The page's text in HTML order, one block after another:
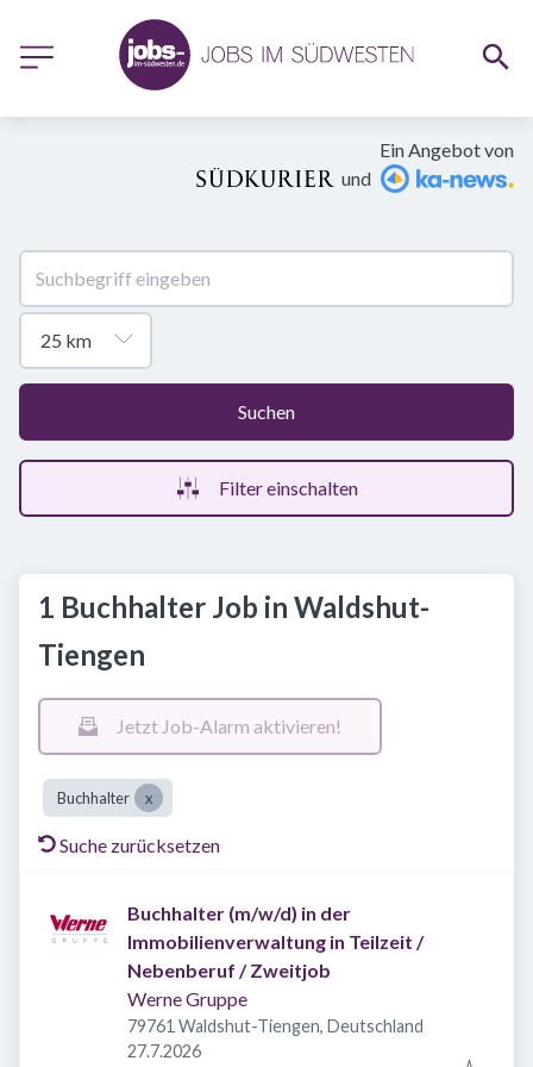
Ein Angebot von
und
Suchen
Filter einschalten
1 Buchhalter Job in Waldshut-
Tiengen
Jetzt Job-Alarm aktivieren!
Buchhalter
Suche zurücksetzen
Buchhalter (m/w/d) in der
Immobilienverwaltung in Teilzeit /
Nebenberuf / Zweitjob
Werne Gruppe
79761 Waldshut-Tiengen, Deutschland
Veröffentlicht
27.7.2026